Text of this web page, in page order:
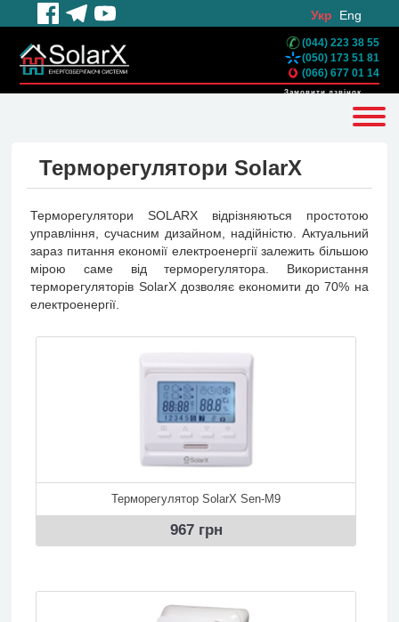
Укр Eng
(044) 223 38 55
(050) 173 51 81
(066) 677 01 14
Замовити дзвінок
Терморегулятори SolarX
Терморегулятори SOLARX відрізняються простотою
управління, сучасним дизайном, надійністю. Актуальний
зараз питання економії електроенергії залежить більшою
мірою саме від терморегулятора. Використання
терморегуляторів SolarX дозволяє економити до 70% на
електроенергії.
Терморегулятор SolarX Sen-М9
967 грн